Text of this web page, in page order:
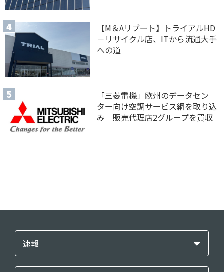
【M＆Aリブート】トライアルHD
－リサイクル店、ITから流通大手
への道
「三菱電機」欧州のデータセン
ター向け空調サービス網を取り込
み 販売代理店2グループを買収
速報